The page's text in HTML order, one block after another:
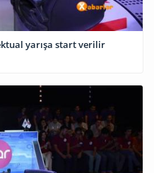
yarışa start verilir